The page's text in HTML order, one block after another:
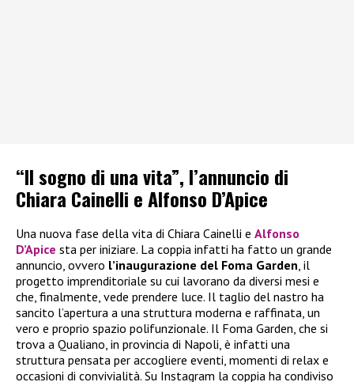
“Il sogno di una vita”, l’annuncio di
Chiara Cainelli e Alfonso D’Apice
Una nuova fase della vita di Chiara Cainelli e Alfonso
D’Apice sta per iniziare. La coppia infatti ha fatto un grande
annuncio, ovvero l’inaugurazione del Foma Garden , il
progetto imprenditoriale su cui lavorano da diversi mesi e
che, finalmente, vede prendere luce. Il taglio del nastro ha
sancito l’apertura a una struttura moderna e raffinata, un
vero e proprio spazio polifunzionale. Il Foma Garden, che si
trova a Qualiano, in provincia di Napoli, è infatti una
struttura pensata per accogliere eventi, momenti di relax e
occasioni di convivialità. Su Instagram la coppia ha condiviso